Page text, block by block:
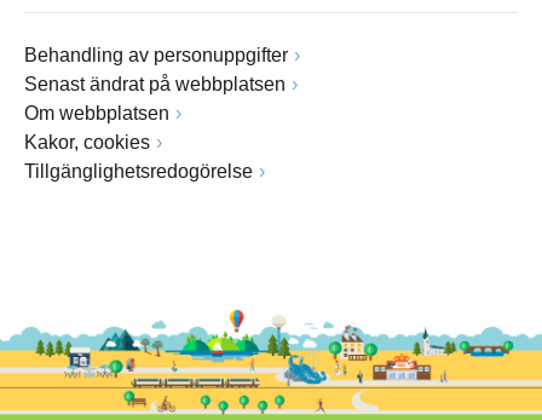
Behandling av personuppgifter
Senast ändrat på webbplatsen
Om webbplatsen
Kakor, cookies
Tillgänglighetsredogörelse